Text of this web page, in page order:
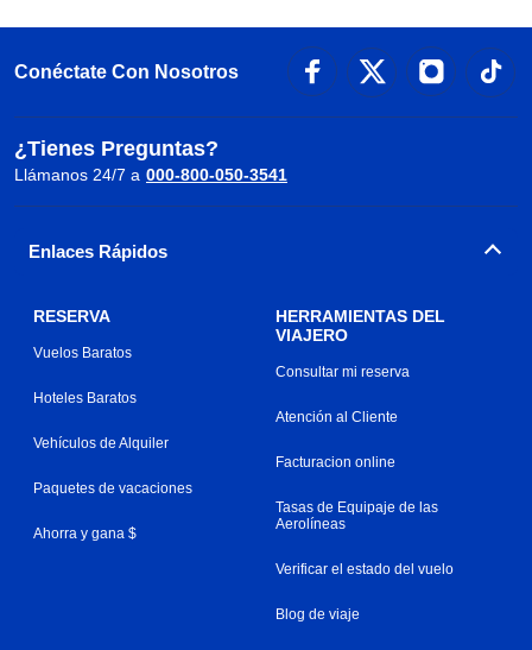
Conéctate Con Nosotros
¿Tienes Preguntas?
Llámanos 24/7 a 000-800-050-3541
Enlaces Rápidos
RESERVA
Vuelos Baratos
Hoteles Baratos
Vehículos de Alquiler
Paquetes de vacaciones
Ahorra y gana $
HERRAMIENTAS DEL
VIAJERO
Consultar mi reserva
Atención al Cliente
Facturacion online
Tasas de Equipaje de las
Aerolíneas
Verificar el estado del vuelo
Blog de viaje